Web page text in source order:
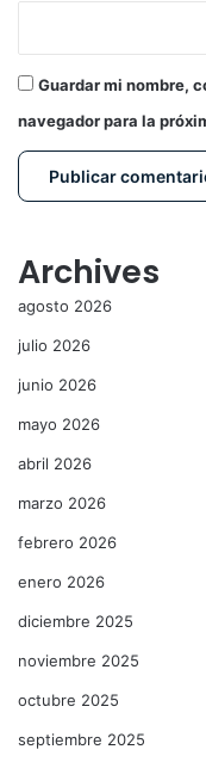
Guardar mi nombre,
navegador para la
Archives
agosto 2026
julio 2026
junio 2026
mayo 2026
abril 2026
marzo 2026
febrero 2026
enero 2026
diciembre 2025
noviembre 2025
octubre 2025
septiembre 2025